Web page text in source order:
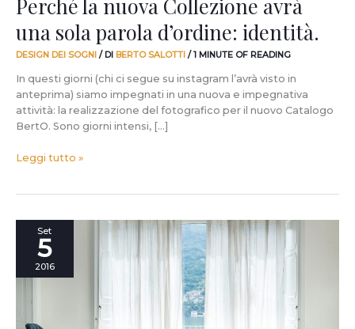
Perché la nuova Collezione avrà
una sola parola d’ordine: identità.
DESIGN DEI SOGNI / DI BERTO SALOTTI /1 MINUTE OF READING
In questi giorni (chi ci segue su instagram l’avrà visto in
anteprima) siamo impegnati in una nuova e impegnativa
attività: la realizzazione del fotografico per il nuovo Catalogo
BertO. Sono giorni intensi, […]
Leggi tutto »
Set
5
2016
Sport
comfort?
tuo
divano